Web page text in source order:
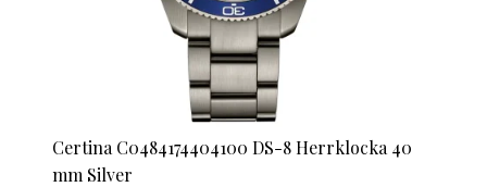
Certina C0484174404100 DS-8 Herrklocka 40
mm Silver